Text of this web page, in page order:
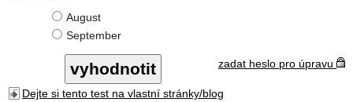
August
September
zadat heslo pro úpravu
Dejte si tento test na vlastní stránky/blog